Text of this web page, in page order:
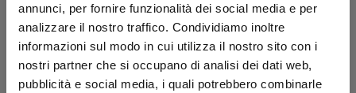
annunci, per fornire funzionalità dei social media e per
analizzare il nostro traffico. Condividiamo inoltre
informazioni sul modo in cui utilizza il nostro sito con i
nostri partner che si occupano di analisi dei dati web,
pubblicità e social media, i quali potrebbero combinarle
Stelo cilindro
sollevamento Ø 70
mm DLB 47 Dautel
Stelo cilindro
sollevamento Ø 75
mm DLB 47 Dautel